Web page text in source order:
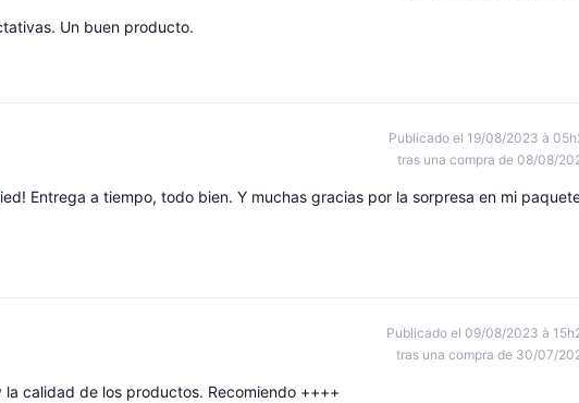
Un buen producto.
Publicado el 19/08/2023 à
tras una compra de 08/08/
Entrega a tiempo, todo bien. Y muchas gracias por la sorpresa en mi
Publicado el 09/08/2023 à
tras una compra de 30/07/
calidad de los productos. Recomiendo ++++